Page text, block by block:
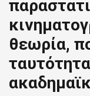
θεωρία,